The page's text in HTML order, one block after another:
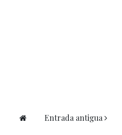
Entrada antigua